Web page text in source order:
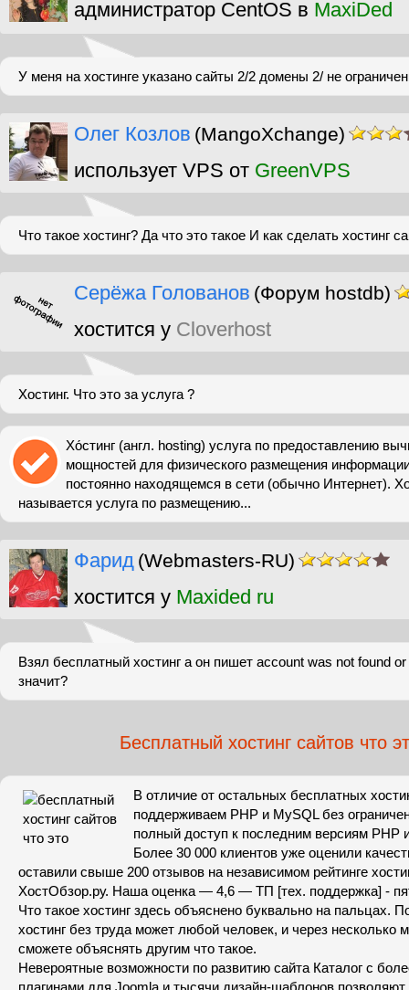
администратор CentOS в MaxiDed
У меня на хостинге указано сайты 2/2 домены 2/ не
Олег Козлов (MangoXchange)
использует VPS от GreenVPS
Что такое хостинг? Да что это такое И как сделать хостинг
Серёжа Голованов (Форум hostdb)
хостится у Cloverhost
Хостинг. Что это за услуга ?
Хо́стинг (англ. hosting) услуга по предоставлению
мощностей для физического размещения
постоянно находящемся в сети (обычно Интернет).
называется услуга по размещению...
Фарид (Webmasters-RU)
хостится у Maxided ru
Взял бесплатный хостинг а он пишет account was not found
значит?
Бесплатный хостинг сайтов что
В отличие от остальных бесплатных
поддерживаем PHP и MySQL без
полный доступ к последним версиям PHP
Более 30 000 клиентов уже оценили
оставили свыше 200 отзывов на независимом рейтинге
ХостОбзор.ру. Наша оценка — 4,6 — ТП [тех. поддержка] -
Что такое хостинг здесь объяснено буквально на пальцах.
хостинг без труда может любой человек, и через несколько
сможете объяснять другим что такое.
Невероятные возможности по развитию сайта Каталог с
плагинами для Joomla и тысячи дизайн-шаблонов